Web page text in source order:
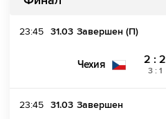
23:45 31.03 Завершен (П)
Чехия 2 : 2
3: 1
23:45 31.03 Завершен